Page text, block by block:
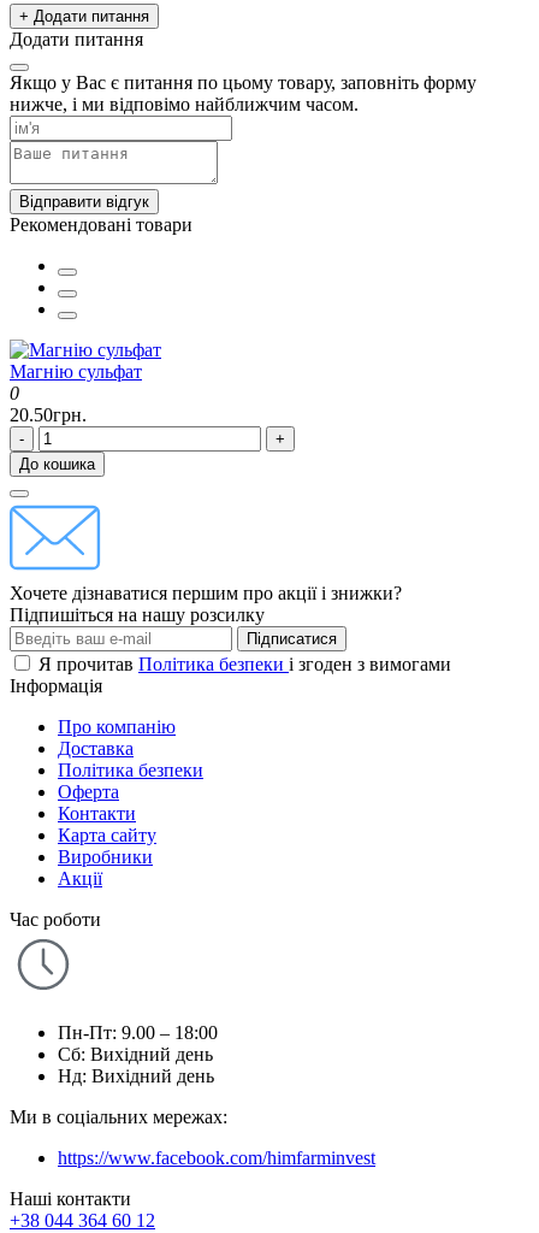
+ Додати питання
Додати питання
Якщо у Вас є питання по цьому товару, заповніть форму
нижче, і ми відповімо найближчим часом.
Відправити відгук
Рекомендовані товари
Магнію сульфат
0
20.50грн.
-
+
До кошика
Хочете дізнаватися першим про акції і знижки?
Підпишіться на нашу розсилку
Підписатися
Я прочитав Політика безпеки і згоден з вимогами
Інформація
Про компанію
Доставка
Політика безпеки
Оферта
Контакти
Карта сайту
Виробники
Акції
Час роботи
Пн-Пт: 9.00 – 18:00
Сб: Вихідний день
Нд: Вихідний день
Ми в соціальних мережах:
https://www.facebook.com/himfarminvest
Наші контакти
+38 044 364 60 12